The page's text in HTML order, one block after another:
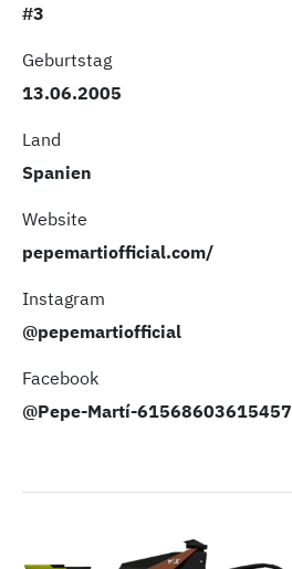
#3
Geburtstag
13.06.2005
Land
Spanien
Website
pepemartiofficial.com/
Instagram
@pepemartiofficial
Facebook
@Pepe-Martí-61568603615457